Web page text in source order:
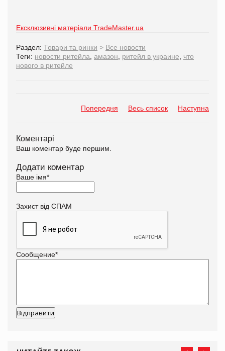
Ексклюзивні матеріали TradeMaster.ua
Раздел: Товари та ринки > Все новости
Теги: новости ритейла амазон ритейл в украине
что
нового в ритейле
Попередня Весь список Наступна
Коментарі
Ваш коментар буде першим.
Додати коментар
Ваше імя*
Захист від СПАМ
Сообщение*